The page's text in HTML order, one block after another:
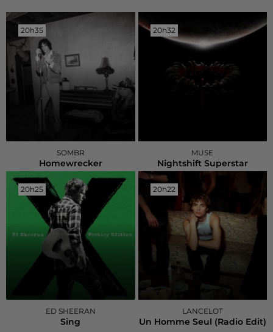
20h35
20h35
SOMBR
Homewrecker
20h32
20h32
MUSE
Nightshift Superstar
20h25
20h25
ED SHEERAN
Sing
20h22
20h22
LANCELOT
Un Homme Seul (radio Edit)